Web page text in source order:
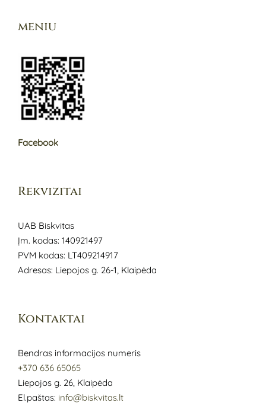
meniu
Facebook
Rekvizitai
UAB Biskvitas
Įm. kodas: 140921497
PVM kodas: LT409214917
Adresas: Liepojos g. 26-1, Klaipėda
Kontaktai
Bendras informacijos numeris
+370 636 65065
Liepojos g. 26, Klaipėda
El.paštas: info@biskvitas.lt